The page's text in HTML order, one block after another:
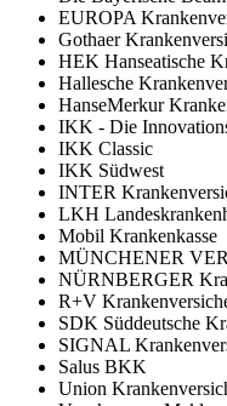
EUROPA
Gothaer
HEK Hanseatische
Hallesche
HanseMerkur
IKK - Die
IKK Classic
IKK Südwest
INTER
LKH
Mobil Krankenkasse
MÜNCHENER
NÜRNBERGER
R+V
SDK Süddeutsche
SIGNAL
Salus BKK
Union